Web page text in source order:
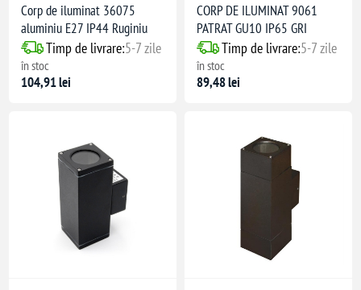
Corp de iluminat 36075
aluminiu E27 IP44 Ruginiu
Timp de livrare:5-7 zile
în stoc
104,91 lei
CORP DE ILUMINAT 9061
PATRAT GU10 IP65 GRI
Timp de livrare:5-7 zile
în stoc
89,48 lei